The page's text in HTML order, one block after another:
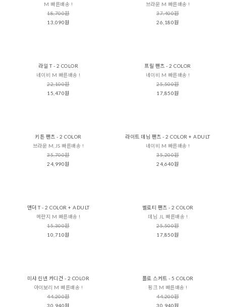
M 빠른배송 !
18,700원
13,090원
브라운 M 빠른배송 !
37,400원
26,180원
라일 T - 2 COLOR
네이비 M 빠른배송 !
22,100원
15,470원
프릴 팬츠 - 2 COLOR
네이비 M 빠른배송 !
25,500원
17,850원
키튼 팬츠 - 2 COLOR
브라운 M,JS 빠른배송 !
35,700원
24,990원
라이트 데님 팬츠 - 2 COLOR + ADULT
네이비 M 빠른배송 !
35,200원
24,640원
앤더 T - 2 COLOR + ADULT
메란지 M 빠른배송 !
15,300원
10,710원
벨로티 팬츠 - 2 COLOR
데님 JL 빠른배송 !
25,500원
17,850원
미샤 린넨 카디건 - 2 COLOR
아이보리 M 빠른배송 !
44,200원
30,940원
플로 스커트 - 5 COLOR
핑크 M 빠른배송 !
44,200원
30,940원